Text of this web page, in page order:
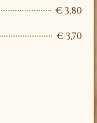
€ 3,80
€ 3,70